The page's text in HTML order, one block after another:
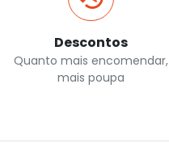
Descontos
Quanto mais encomendar,
mais poupa